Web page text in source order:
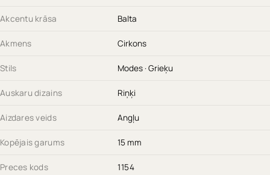
Akcentu krāsa Balta
Akmens Cirkons
Stils Modes · Grieķu
Auskaru dizains Riņķi
Aizdares veids Angļu
Kopējais garums 15 mm
Preces kods 1154